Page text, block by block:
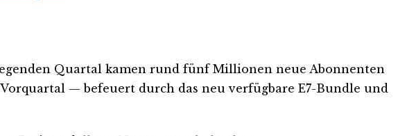
Quartal kamen rund fünf Millionen neue Abonnenten
— befeuert durch das neu verfügbare E7-Bundle und